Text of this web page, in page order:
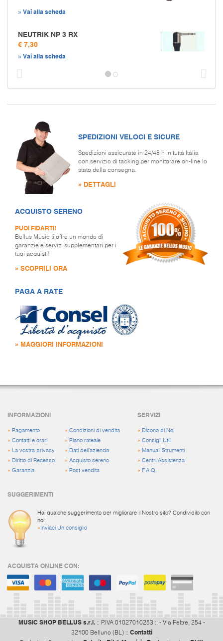
» Vai alla scheda
NEUTRIK NP 3 RX
€ 7,30
» Vai alla scheda
SPEDIZIONI VELOCI E SICURE
Spedizioni assicurate in 24/48 h in tutta Italia
con servizio di tacking per monitorare on-line lo
stato della consegna.
» DETTAGLI
ACQUISTO SERENO
PUOI FIDARTI!
Bellus Music ti offre un mondo di
garanzie e servizi supplementari per i
tuoi acquisti!
» SCOPRILI ORA
PAGA A RATE
» MAGGIORI INFORMAZIONI
INFORMAZIONI
» Pagamento
» Contatti e orari
»
La vostra privacy
» Diritto di Recesso
» Garanzia
» Condizioni di vendita
» Piano rateale
» Dati dell'azienda
» Acquisto sereno
» Post vendita
SERVIZI
» Dicono di Noi
»Consigli Utili
» Manuali Strumenti
»Centri Assistenza
» F.A.Q.
SUGGERIMENTI
Hai qualche suggerimento per migliorare il Nostro sito? Condividilo con
noi:
» Inviaci Un consiglio
ACQUISTA ONLINE CON:
MUSIC SHOP BELLUS s.r.l.:: P.IVA 01027010253 :: - Via Feltre, 254 -
32100 Belluno (BL) :: Contatti